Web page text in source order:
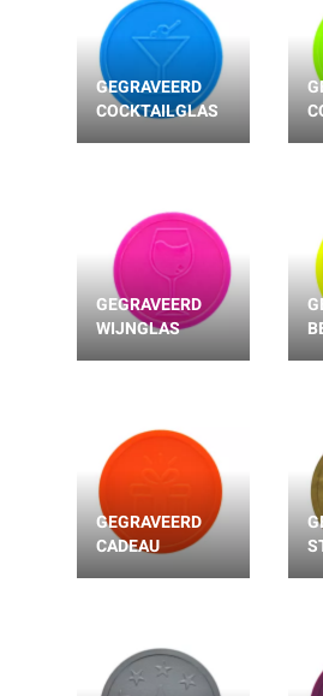
GEGRAVEERD
COCKTAILGLAS
GEGRAVEERD
WIJNGLAS
GEGRAVEERD
CADEAU